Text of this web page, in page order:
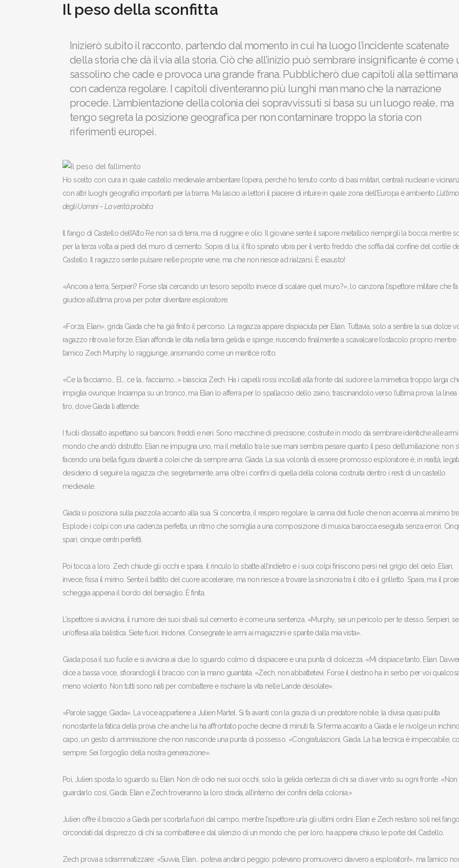
Il peso della sconfitta
Inizierò subito il racconto, partendo dal momento in cui ha luogo l’incidente scatenate
della storia che dà il via alla storia. Ciò che all’inizio può sembrare insignificante è come
sassolino che cade e provoca una grande frana. Pubblicherò due capitoli alla settimana
con cadenza regolare. I capitoli diventeranno più lunghi man mano che la narrazione
procede. L’ambientazione della colonia dei sopravvissuti si basa su un luogo reale, ma
tengo segreta la posizione geografica per non contaminare troppo la storia con
riferimenti europei.
Ho scelto con cura in quale castello medievale ambientare l’opera, perché ho tenuto conto di basi militari, centrali nucleari e
con altri luoghi geografici importanti per la trama. Ma lascio ai lettori il piacere di intuire in quale zona dell’Europa è ambiento
degli Uomini – La verità proibita
Il fango di Castello dell’Alto Re non sa di terra, ma di ruggine e olio. Il giovane sente il sapore metallico riempirgli la bocca mentre
per la terza volta ai piedi del muro di cemento. Sopra di lui, il filo spinato vibra per il vento freddo che soffia dal confine del cortile
Castello. Il ragazzo sente pulsare nelle proprie vene, ma che non riesce ad rialzarsi. È esausto!
«Ancora a terra, Serpieri? Forse stai cercando un tesoro sepolto invece di scalare quel muro?», lo canzona l’ispettore militare che fa
giudice all’ultima prova per poter diventare esploratore.
«Forza, Elian», grida Giada che ha già finito il percorso. La ragazza appare dispiaciuta per Elian. Tuttavia, solo a sentire la sua dolce
ragazzo ritrova le forze. Elian affonda le dita nella terra gelida e spinge, riuscendo finalmente a scavalcare l’ostacolo proprio mentre
l’amico Zech Murphy lo raggiunge, ansimando come un mantice rotto.
«Ce la facciamo… El… ce la… facciamo…» biascica Zech. Ha i capelli rossi incollati alla fronte dal sudore e la mimetica troppo larga
impiglia ovunque. Inciampa su un tronco, ma Elian lo afferra per lo spallaccio dello zaino, trascinandolo verso l’ultima prova: la linea
tiro, dove Giada li attende.
I fucili d’assalto aspettano sui banconi, freddi e neri. Sono macchine di precisione, costruite in modo da sembrare identiche alle armi
mondo che andò distrutto. Elian ne impugna uno, ma il metallo tra le sue mani sembra pesare quanto il peso dell’umiliazione: non
facendo una bella figura davanti a colei che da sempre ama: Giada. La sua volontà di essere promosso esploratore è, in realtà,
desiderio di seguire la ragazza che, segretamente, ama oltre i confini di quella della colonia costruita dentro i resti di un castello
medievale.
Giada si posiziona sulla piazzola accanto alla sua. Si concentra, il respiro regolare, la canna del fucile che non accenna al minimo
Esplode i colpi con una cadenza perfetta, un ritmo che somiglia a una composizione di musica barocca eseguita senza errori.
spari, cinque centri perfetti.
Poi tocca a loro. Zech chiude gli occhi e spara, il rinculo lo sbatte all’indietro e i suoi colpi finiscono persi nel grigio del cielo. Elian,
invece, fissa il mirino. Sente il battito del cuore accelerare, ma non riesce a trovare la sincronia tra il dito e il grilletto. Spara, ma il
scheggia appena il bordo del bersaglio. È finita.
L’ispettore si avvicina, il rumore dei suoi stivali sul cemento è come una sentenza. «Murphy, sei un pericolo per te stesso. Serpieri,
un’offesa alla balistica. Siete fuori. Inidonei. Consegnate le armi ai magazzini e sparite dalla mia vista».
Giada posa il suo fucile e si avvicina ai due, lo sguardo colmo di dispiacere e una punta di dolcezza. «Mi dispiace tanto, Elian.
dice a bassa voce, sfiorandogli il braccio con la mano guantata. «Zech, non abbattetevi. Forse il destino ha in serbo per voi
meno violento. Non tutti sono nati per combattere e rischiare la vita nelle Lande desolate».
«Parole sagge, Giada». La voce appartiene a Julien Martel. Si fa avanti con la grazia di un predatore nobile, la divisa quasi pulita
nonostante la fatica della prova che anche lui ha affrontato poche decine di minuti fa. Si ferma accanto a Giada e le rivolge un
capo, un gesto di ammirazione che non nasconde una punta di possesso. «Congratulazioni, Giada. La tua tecnica è impeccabile,
sempre. Sei l’orgoglio della nostra generazione».
Poi, Julien sposta lo sguardo su Elian. Non c’è odio nei suoi occhi, solo la gelida certezza di chi sa di aver vinto su ogni fronte. «Non
guardarlo così, Giada. Elian e Zech troveranno la loro strada, all’interno dei confini della colonia.»
Julien offre il braccio a Giada per scortarla fuori dal campo, mentre l’ispettore urla gli ultimi ordini. Elian e Zech restano soli nel fango,
circondati dal disprezzo di chi sa combattere e dal silenzio di un mondo che, per loro, ha appena chiuso le porte del Castello.
Zech prova a sdrammatizzare: «Suvvia, Elian… poteva andarci peggio: potevano promuoverci davvero a esploratori!», ma l’amico